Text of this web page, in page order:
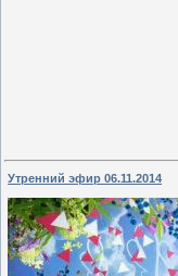
Утренний эфир 06.11.2014